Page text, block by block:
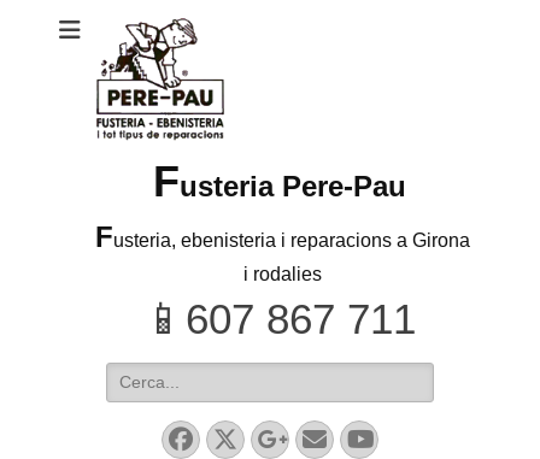
Fusteria Pere-Pau
Fusteria, ebenisteria i reparacions a Girona
i rodalies
Search
for:
Facebook
Twitter
Googleplus
EmailYouTube